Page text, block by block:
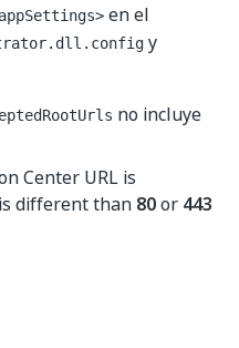
en el
y
no incluye
Center URL is
different than 80or 443